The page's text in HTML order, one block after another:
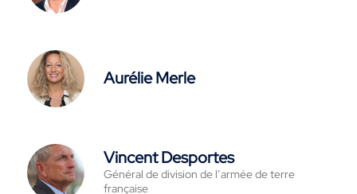
Aurélie Merle
Vincent Desportes
Général de division de l’armée de terre
française